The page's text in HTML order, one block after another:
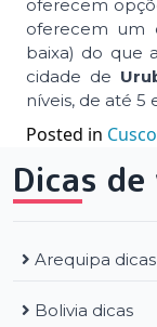
oferecem
oferecem um
baixa) do que
cidade de
níveis, de até 5
Posted in
Dicas
Arequipa dicas
Bolivia dicas